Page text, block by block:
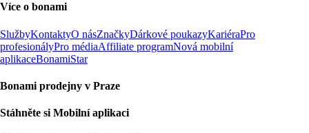
Více o bonami
SlužbyKontaktyO násZnačkyDárkové poukazyKariéraPro
profesionályPro médiaAffiliate programNová mobilní
aplikaceBonamiStar
Bonami prodejny v Praze
Stáhněte si Mobilní aplikaci